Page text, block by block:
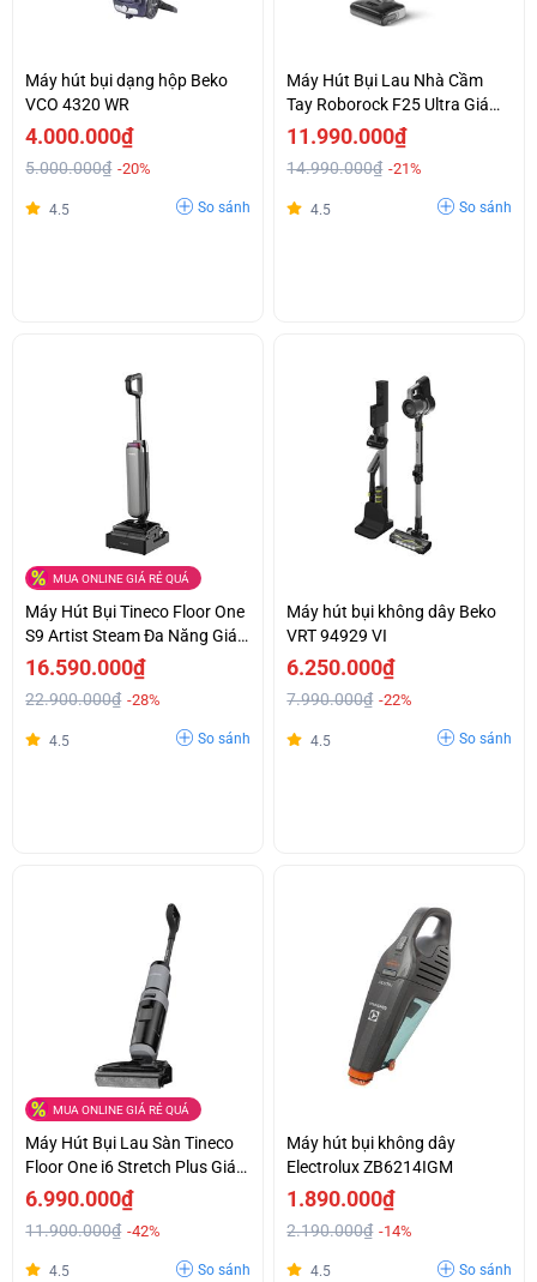
Máy hút bụi dạng hộp Beko
VCO 4320 WR
4.000.000₫
5.000.000₫ -20%
4.5 So sánh
Máy Hút Bụi Lau Nhà Cầm
Tay Roborock F25 Ultra Giá
Tốt
11.990.000₫
14.990.000₫ -21%
4.5 So sánh
MUA ONLINE GIÁ RẺ QUÁ
Máy Hút Bụi Tineco Floor One
S9 Artist Steam Đa Năng Giá
Tốt
16.590.000₫
22.900.000₫ -28%
4.5 So sánh
Máy hút bụi không dây Beko
VRT 94929 VI
6.250.000₫
7.990.000₫ -22%
4.5 So sánh
MUA ONLINE GIÁ RẺ QUÁ
Máy Hút Bụi Lau Sàn Tineco
Floor One i6 Stretch Plus Giá
Ưu Đãi
6.990.000₫
11.900.000₫ -42%
4.5 So sánh
Máy hút bụi không dây
Electrolux ZB6214IGM
1.890.000₫
2.190.000₫ -14%
4.5 So sánh